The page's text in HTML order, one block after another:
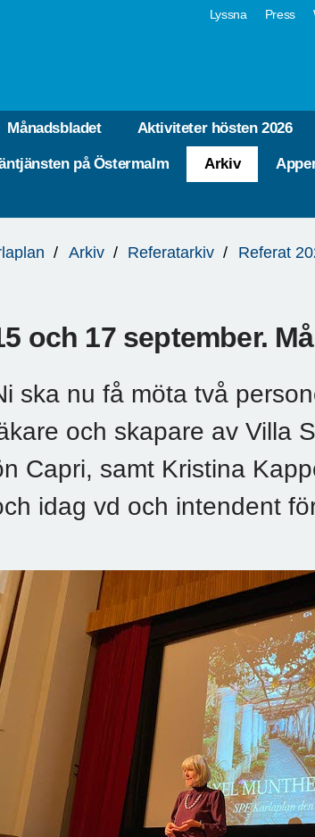
Lyssna Press
Månadsbladet Aktiviteter hösten 2026
på Östermalm Arkiv
Arkiv Referatarkiv Referat
och 17 september.
ska nu få möta två
och skapare av Villa
Capri, samt Kristina
idag vd och intendent